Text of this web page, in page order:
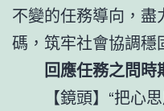
不變的任務導向，
碼，筑牢社會協調穩
回應任務之問時
【鏡頭】“把心